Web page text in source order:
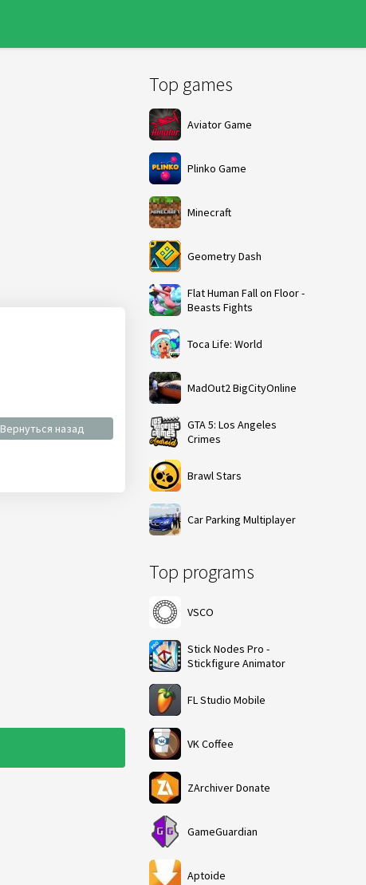
Top games
Aviator Game
Plinko Game
Minecraft
Geometry Dash
Flat Human Fall on Floor -
Beasts Fights
Toca Life: World
MadOut2 BigCityOnline
GTA 5: Los Angeles
Crimes
Brawl Stars
Car Parking Multiplayer
Top programs
VSCO
Stick Nodes Pro -
Stickfigure Animator
FL Studio Mobile
VK Coffee
ZArchiver Donate
GameGuardian
Aptoide
Вернуться назад